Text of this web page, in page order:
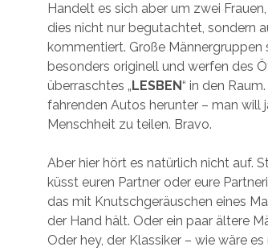
Handelt es sich aber um zwei
dies nicht nur begutachtet, sondern
kommentiert. Große Männergruppen
besonders originell und werfen des
überraschtes „ LESBEN“ in den
fahrenden Autos herunter – man will
Menschheit zu teilen. Bravo.
Aber hier hört es natürlich nicht auf.
küsst euren Partner oder eure
das mit Knutschgeräuschen eines
der Hand hält. Oder ein paar ältere
Oder hey, der Klassiker – wie wäre